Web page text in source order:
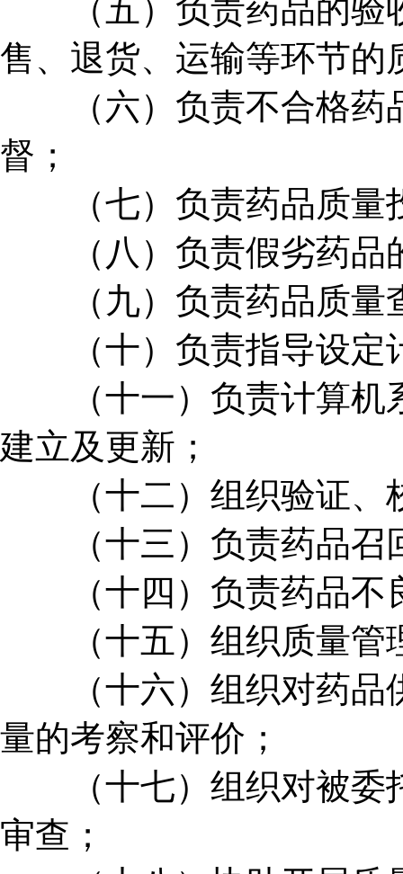
（五）负责药品的验
售、退货、运输等环节的
（六）负责不合格药
督；
（七）负责药品质量
（八）负责假劣药品
（九）负责药品质量
（十）负责指导设定
（十一）负责计算机
建立及更新；
（十二）组织验证、
（十三）负责药品召
（十四）负责药品不
（十五）组织质量管
（十六）组织对药品
量的考察和评价；
（十七）组织对被委
审查；